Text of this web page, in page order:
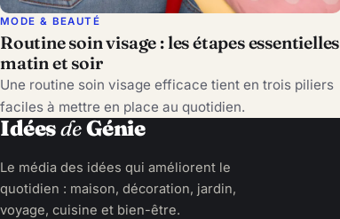
MODE & BEAUTÉ
Routine soin visage : les étapes essentielles
matin et soir
Une routine soin visage efficace tient en trois piliers
faciles à mettre en place au quotidien.
IdéesdeGénie
Le média des idées qui améliorent le
quotidien : maison, décoration, jardin,
voyage, cuisine et bien-être.